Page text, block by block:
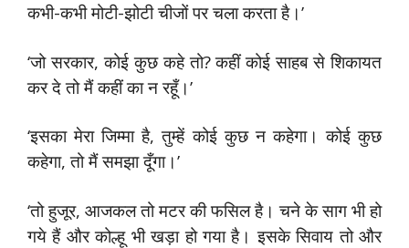
कभी-कभी मोटी-झोटी चीजों पर चला करता है।’
‘जो सरकार, कोई कुछ कहे तो? कहीं कोई साहब से शिकायत
कर दे तो मैं कहीं का न रहूँ।’
‘इसका मेरा जिम्मा है, तुम्हें कोई कुछ न कहेगा। कोई कुछ
कहेगा, तो मैं समझा दूँगा।’
‘तो हुजूर, आजकल तो मटर की फसिल है। चने के साग भी हो
गये हैं और कोल्हू भी खड़ा हो गया है। इसके सिवाय तो और